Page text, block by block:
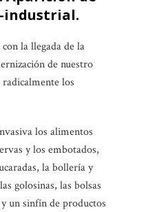
industrial.
la llegada de la
de nuestro
los
los alimentos
y los embotados,
la bollería y
golosinas, las bolsas
un sinfín de productos